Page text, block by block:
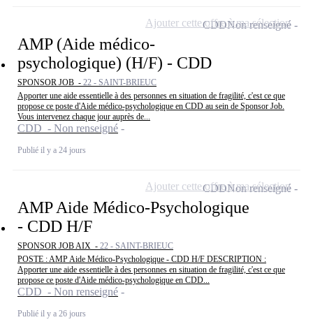
AMP (Aide médico-
psychologique) (H/F) - CDD
SPONSOR JOB - 22 - SAINT-BRIEUC
Apporter une aide essentielle à des personnes en situation de fragilité, c'est ce que
propose ce poste d'Aide médico-psychologique en CDD au sein de Sponsor Job.
Vous intervenez chaque jour auprès de...
CDD - Non renseigné
Publié il y a 24 jours
CDDNon renseigné
Ajouter cette offre à ma sélection
AMP Aide Médico-Psychologique
- CDD H/F
SPONSOR JOB AIX - 22 - SAINT-BRIEUC
POSTE : AMP Aide Médico-Psychologique - CDD H/F DESCRIPTION :
Apporter une aide essentielle à des personnes en situation de fragilité, c'est ce que
propose ce poste d'Aide médico-psychologique en CDD...
CDD - Non renseigné
Publié il y a 26 jours
CDDNon renseigné
Ajouter cette offre à ma sélection